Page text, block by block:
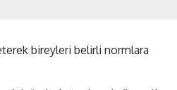
bireyleri belirli normlara